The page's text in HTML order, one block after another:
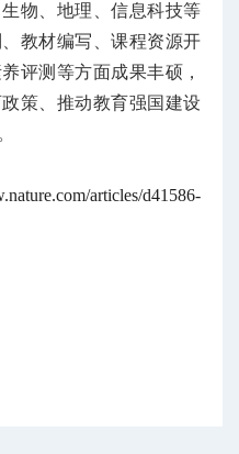
物、地理、信息科技等
教材编写、课程资源开
评测等方面成果丰硕，
策、推动教育强国建设
articles/d41586-